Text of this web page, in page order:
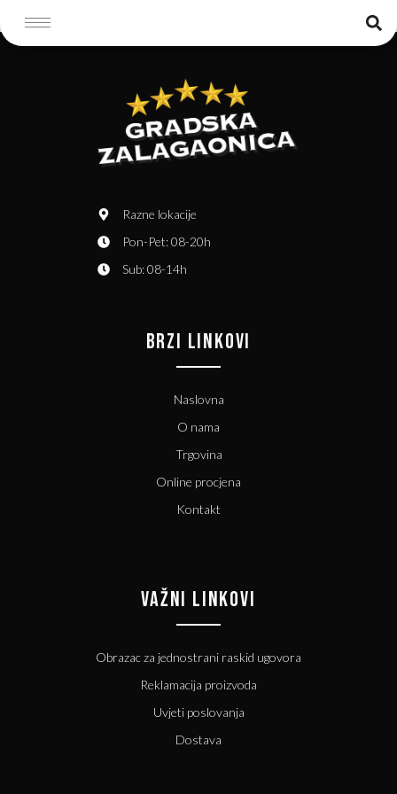
Razne lokacije
Pon-Pet: 08-20h
Sub: 08-14h
BRZI LINKOVI
Naslovna
O nama
Trgovina
Online procjena
Kontakt
VAŽNI LINKOVI
Obrazac za jednostrani raskid ugovora
Reklamacija proizvoda
Uvjeti poslovanja
Dostava